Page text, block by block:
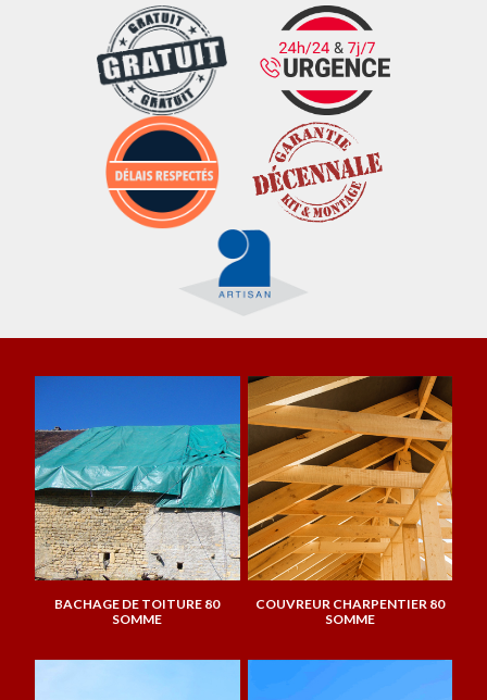
BACHAGE DE TOITURE 80
SOMME
COUVREUR CHARPENTIER 80
SOMME